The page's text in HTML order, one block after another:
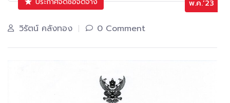
พ.ค.’23
วิรัตน์ คลังทอง 0 Comment